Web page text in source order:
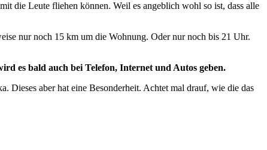
die Leute fliehen können. Weil es angeblich wohl so ist, dass alle
nur noch 15 km um die Wohnung. Oder nur noch bis 21 Uhr.
es bald auch bei Telefon, Internet und Autos geben.
Dieses aber hat eine Besonderheit. Achtet mal drauf, wie die das